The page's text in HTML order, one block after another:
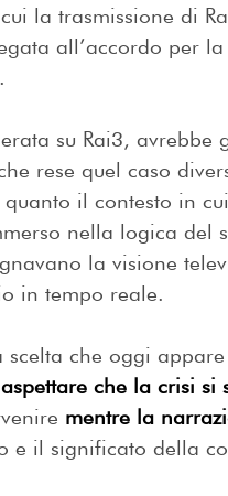
la trasmissione di
all’accordo per
su Rai3, avrebbe
rese quel caso
il contesto in
nella logica del
la visione
in tempo reale.
che oggi
che la crisi si
mentre la
e il significato della